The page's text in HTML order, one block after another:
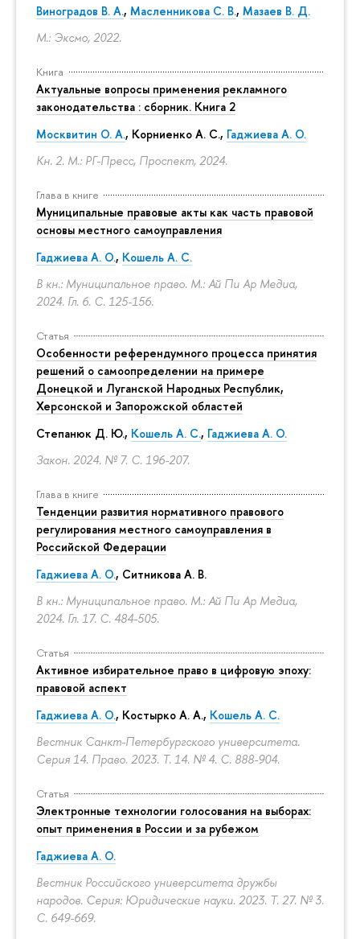
Виноградов В. А., Масленникова С. В., Мазаев В. Д.
М.: Эксмо, 2022.
Книга
Актуальные вопросы применения рекламного
законодательства : сборник. Книга 2
Москвитин О. А., Корниенко А. С., Гаджиева А. О.
Кн. 2. М.: РГ-Пресс, Проспект, 2024.
Глава в книге
Муниципальные правовые акты как часть правовой
основы местного самоуправления
Гаджиева А. О., Кошель А. С.
В кн.: Муниципальное право. М.: Ай Пи Ар Медиа,
2024. Гл. 6. С. 125-156.
Статья
Особенности референдумного процесса принятия
решений о самоопределении на примере
Донецкой и Луганской Народных Республик,
Херсонской и Запорожской областей
Степанюк Д. Ю., Кошель А. С., Гаджиева А. О.
Закон. 2024. № 7. С. 196-207.
Глава в книге
Тенденции развития нормативного правового
регулирования местного самоуправления в
Российской Федерации
Гаджиева А. О., Ситникова А. В.
В кн.: Муниципальное право. М.: Ай Пи Ар Медиа,
2024. Гл. 17. С. 484-505.
Статья
Активное избирательное право в цифровую эпоху:
правовой аспект
Гаджиева А. О., Костырко А. А., Кошель А. С.
Вестник Санкт-Петербургского университета.
Серия 14. Право. 2023. Т. 14. № 4. С. 888-904.
Статья
Электронные технологии голосования на выборах:
опыт применения в России и за рубежом
Гаджиева А. О.
Вестник Российского университета дружбы
народов. Серия: Юридические науки. 2023. Т. 27. № 3.
С. 649-669.